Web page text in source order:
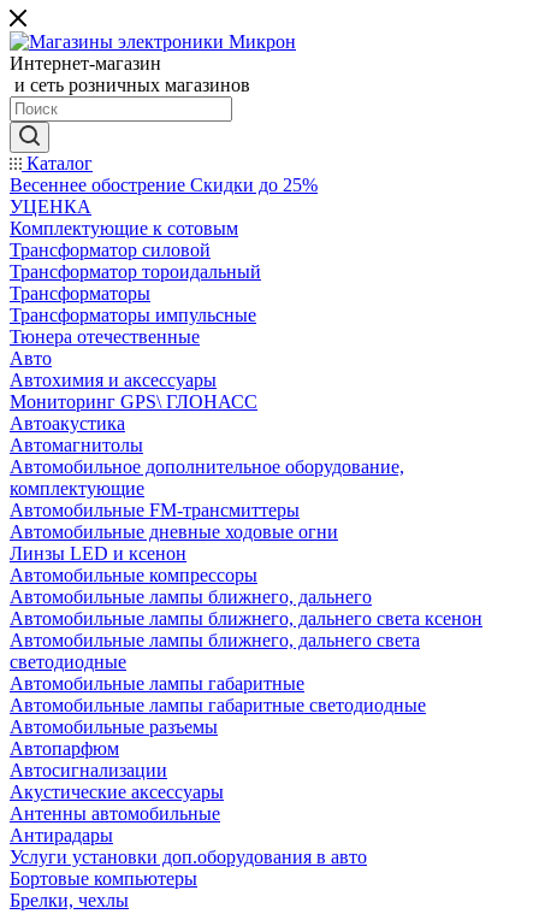
Интернет-магазин
и сеть розничных магазинов
Каталог
Весеннее обострение Скидки до 25%
УЦЕНКА
Комплектующие к сотовым
Трансформатор силовой
Трансформатор тороидальный
Трансформаторы
Трансформаторы импульсные
Тюнера отечественные
Авто
Автохимия и аксессуары
Мониторинг GPS\ ГЛОНАСС
Автоакустика
Автомагнитолы
Автомобильное дополнительное оборудование,
комплектующие
Автомобильные FM-трансмиттеры
Автомобильные дневные ходовые огни
Линзы LED и ксенон
Автомобильные компрессоры
Автомобильные лампы ближнего, дальнего
Автомобильные лампы ближнего, дальнего света ксенон
Автомобильные лампы ближнего, дальнего света
светодиодные
Автомобильные лампы габаритные
Автомобильные лампы габаритные светодиодные
Автомобильные разъемы
Автопарфюм
Автосигнализации
Акустические аксессуары
Антенны автомобильные
Антирадары
Услуги установки доп.оборудования в авто
Бортовые компьютеры
Брелки, чехлы